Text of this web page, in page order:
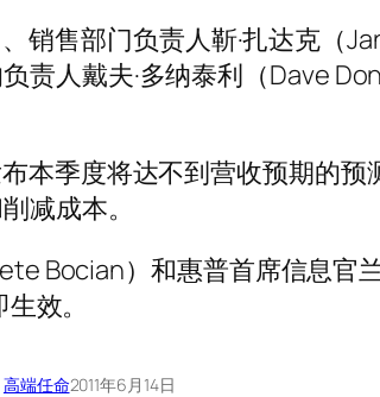
销售部门负责人靳·扎达克（
责人戴夫·多纳泰利（Dave
本季度将达不到营收预期的预
减成本。
Bocian）和惠普首席信息官
效。
高端任命2011年6月14日